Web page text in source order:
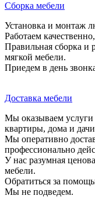
Сборка мебели
Установка и монтаж
Работаем
Правильная сборка и
мягкой мебели.
Приедем в день
Доставка мебели
Мы оказываем услуги
квартиры, дома и
Мы оперативно
профессионально
У нас разумная
мебели.
Обратиться за
Мы не подведем.